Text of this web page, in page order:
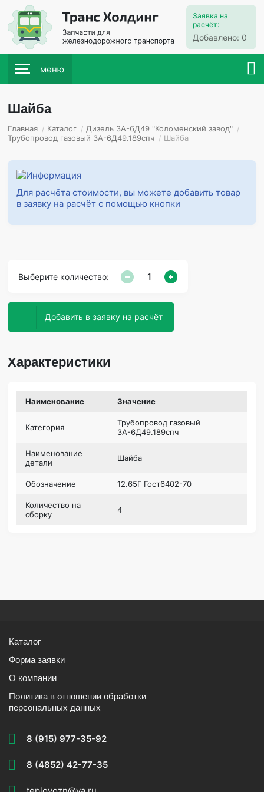
Заявка на
расчёт:
Добавлено: 0
меню
Шайба
Главная / Каталог / Дизель 3А-6Д49 "Коломенский завод" /
Трубопровод газовый 3А-6Д49.189спч / Шайба
Для расчёта стоимости, вы можете добавить товар
в заявку на расчёт с помощью кнопки
Выберите количество:
Добавить в заявку на расчёт
Характеристики
Наименование Значение
Категория
Трубопровод газовый
3А-6Д49.189спч
Наименование
детали
Шайба
Обозначение 12.65Г Гост6402-70
Количество на
сборку
4
Каталог
Форма заявки
О компании
Политика в отношении обработки
персональных данных
8 (915) 977-35-92
8 (4852) 42-77-35